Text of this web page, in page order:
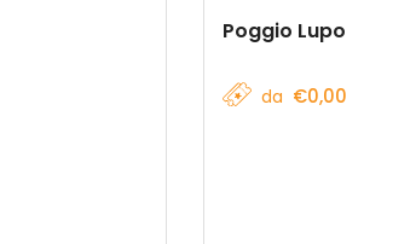
Poggio Lupo
da €0,00